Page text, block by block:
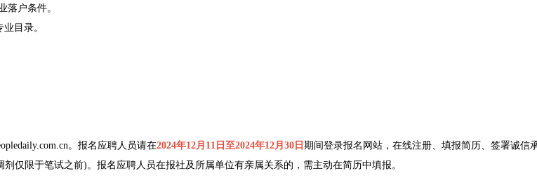
户条件。
目录。
。报名应聘人员请在2024年12月11日至2024年12月30日 期间登录报名网站，在线注册、填报简历、签署诚信
仅限于笔试之前)。报名应聘人员在报社及所属单位有亲属关系的，需主动在简历中填报。